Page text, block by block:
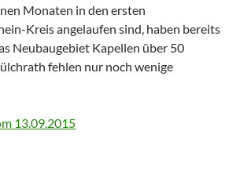
Monaten in den ersten
Kreis angelaufen sind, haben bereits
Neubaugebiet Kapellen über 50
fehlen nur noch wenige
13.09.2015